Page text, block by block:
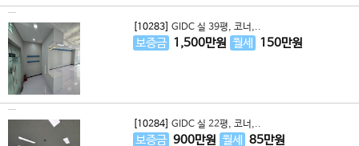
[10283] GIDC 실 39평, 코너,..
보증금 1,500만원 월세 150만원
[10284] GIDC 실 22평, 코너,..
보증금 900만원 월세 85만원